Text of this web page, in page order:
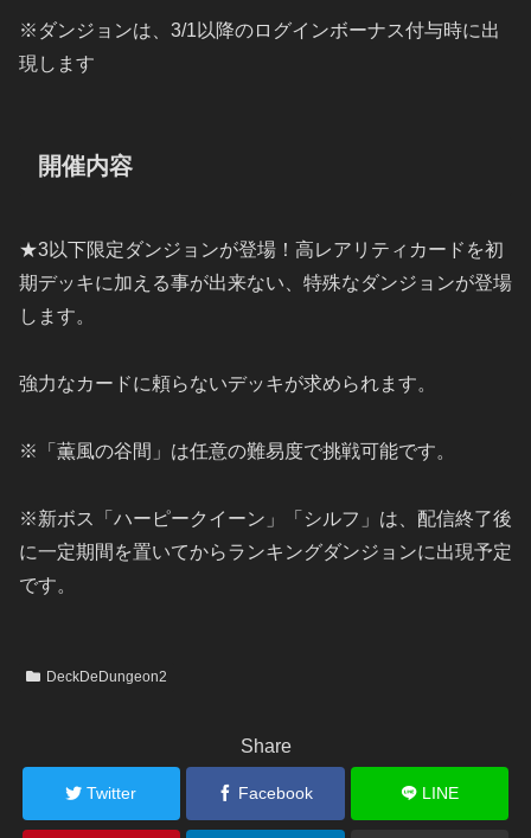
※ダンジョンは、3/1以降のログインボーナス付与時に出
現します
開催内容
★3以下限定ダンジョンが登場！高レアリティカードを初
期デッキに加える事が出来ない、特殊なダンジョンが登場
します。
強力なカードに頼らないデッキが求められます。
※「薫風の谷間」は任意の難易度で挑戦可能です。
※新ボス「ハーピークイーン」「シルフ」は、配信終了後
に一定期間を置いてからランキングダンジョンに出現予定
です。
DeckDeDungeon2
Share
Twitter Facebook LINE